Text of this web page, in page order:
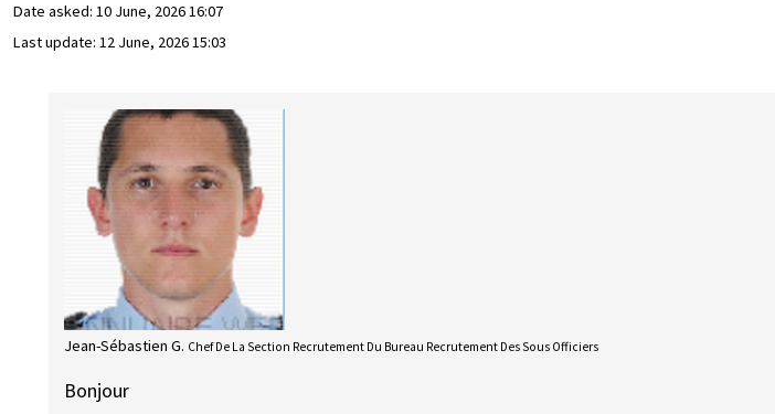
Date asked: 10 June, 2026 16:07
Last update: 12 June, 2026 15:03
Jean-Sébastien G. Chef De La Section Recrutement Du Bureau Recrutement Des Sous Officiers
Bonjour